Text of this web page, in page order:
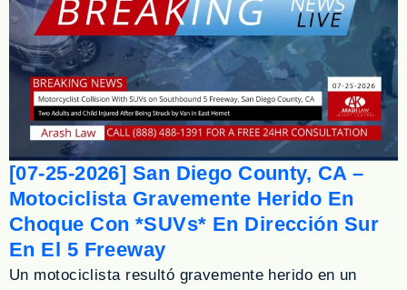
[07-25-2026] San Diego County, CA –
Motociclista Gravemente Herido En
Choque Con *SUVs* En Dirección Sur
En El 5 Freeway
Un motociclista resultó gravemente herido en un